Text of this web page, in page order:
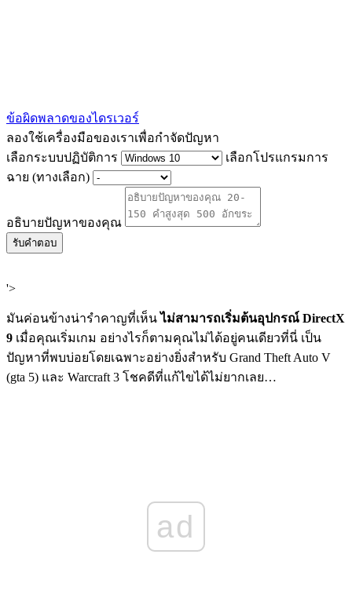
ข้อผิดพลาดของไดรเวอร์
ลองใช้เครื่องมือของเราเพื่อกำจัดปัญหา
เลือกระบบปฏิบัติการ
เลือกโปรแกรมการ
ฉาย (ทางเลือก)
อธิบายปัญหาของคุณ
รับคำตอบ
'>
มันค่อนข้างน่ารำคาญที่เห็นไม่สามารถเริ่มต้นอุปกรณ์ DirectX
9 เมื่อคุณเริ่มเกม อย่างไรก็ตามคุณไม่ได้อยู่คนเดียวที่นี่ เป็น
ปัญหาที่พบบ่อยโดยเฉพาะอย่างยิ่งสำหรับ Grand Theft Auto V
(gta 5) และ Warcraft 3 โชคดีที่แก้ไขได้ไม่ยากเลย…
ad